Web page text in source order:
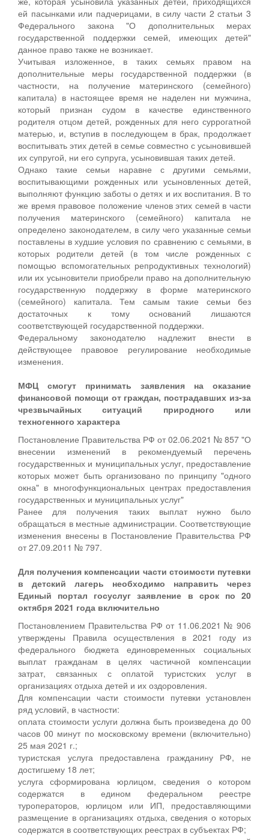
ей пасынками или падчерицами, в силу части 2 статьи 3
Федерального закона "О дополнительных мерах
государственной поддержки семей, имеющих детей"
данное право также не возникает.
Учитывая изложенное, в таких семьях правом на
дополнительные меры государственной поддержки (в
частности, на получение материнского (семейного)
капитала) в настоящее время не наделен ни мужчина,
который признан судом в качестве единственного
родителя отцом детей, рожденных для него суррогатной
матерью, и, вступив в последующем в брак, продолжает
воспитывать этих детей в семье совместно с усыновившей
их супругой, ни его супруга, усыновившая таких детей.
Однако такие семьи наравне с другими семьями,
воспитывающими рожденных или усыновленных детей,
выполняют функцию заботы о детях и их воспитания. В то
же время правовое положение членов этих семей в части
получения материнского (семейного) капитала не
определено законодателем, в силу чего указанные семьи
поставлены в худшие условия по сравнению с семьями, в
которых родители детей (в том числе рожденных с
помощью вспомогательных репродуктивных технологий)
или их усыновители приобрели право на дополнительную
государственную поддержку в форме материнского
(семейного) капитала. Тем самым такие семьи без
достаточных к тому оснований лишаются
соответствующей государственной поддержки.
Федеральному законодателю надлежит внести в
действующее правовое регулирование необходимые
изменения.
МФЦ смогут принимать заявления на оказание
финансовой помощи от граждан, пострадавших из-за
чрезвычайных ситуаций природного или
техногенного характера
Постановление Правительства РФ от 02.06.2021 № 857 "О
внесении изменений в рекомендуемый перечень
государственных и муниципальных услуг, предоставление
которых может быть организовано по принципу "одного
окна" в многофункциональных центрах предоставления
государственных и муниципальных услуг"
Ранее для получения таких выплат нужно было
обращаться в местные администрации. Соответствующие
изменения внесены в Постановление Правительства РФ
от 27.09.2011 № 797.
Для получения компенсации части стоимости путевки
в детский лагерь необходимо направить через
Единый портал госуслуг заявление в срок по 20
октября 2021 года включительно
Постановлением Правительства РФ от 11.06.2021 № 906
утверждены Правила осуществления в 2021 году из
федерального бюджета единовременных социальных
выплат гражданам в целях частичной компенсации
затрат, связанных с оплатой туристских услуг в
организациях отдыха детей и их оздоровления.
Для компенсации части стоимости путевки установлен
ряд условий, в частности:
оплата стоимости услуги должна быть произведена до 00
часов 00 минут по московскому времени (включительно)
25 мая 2021 г.;
туристская услуга предоставлена гражданину РФ, не
достигшему 18 лет;
услуга сформирована юрлицом, сведения о котором
содержатся в едином федеральном реестре
туроператоров, юрлицом или ИП, предоставляющими
размещение в организациях отдыха, сведения о которых
содержатся в соответствующих реестрах в субъектах РФ;